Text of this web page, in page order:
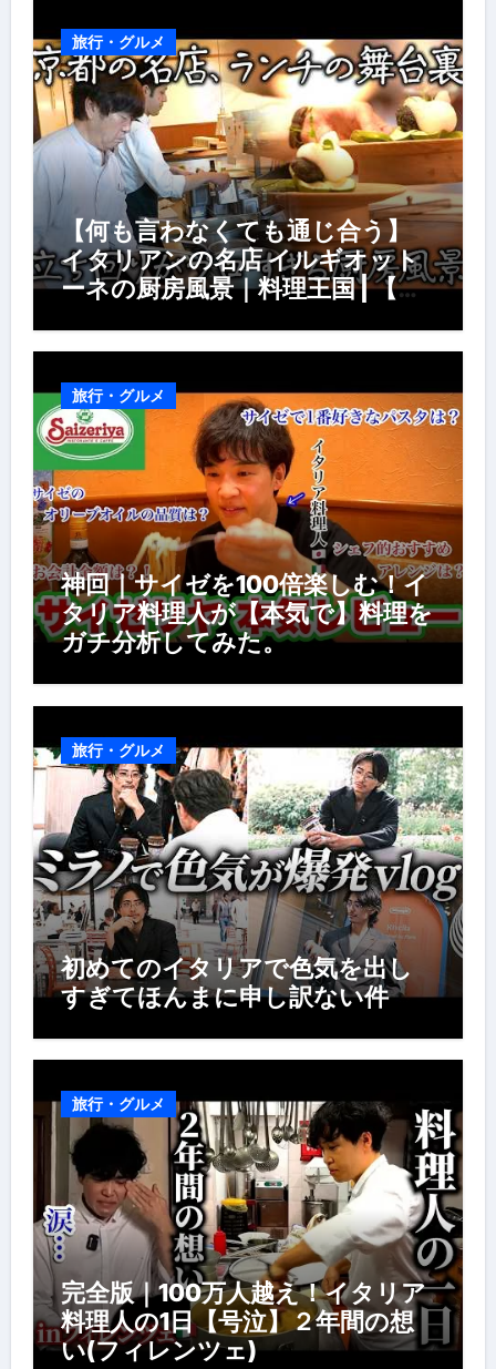
旅行・グルメ
【何も言わなくても通じ合う】
イタリアンの名店 イルギオット
ーネの厨房風景｜料理王国 | 【厨
風景】
旅行・グルメ
神回｜サイゼを100倍楽しむ！イ
タリア料理人が【本気で】料理を
ガチ分析してみた。
旅行・グルメ
初めてのイタリアで色気を出し
すぎてほんまに申し訳ない件
旅行・グルメ
完全版｜100万人越え！イタリア
料理人の1日【号泣】２年間の想
い(フィレンツェ)